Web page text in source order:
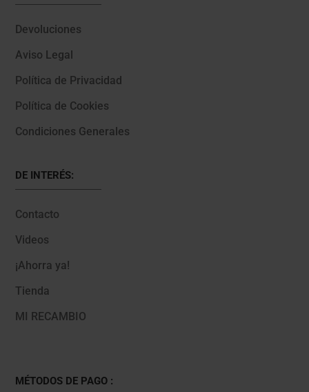
Devoluciones
Aviso Legal
Política de Privacidad
Política de Cookies
Condiciones Generales
DE INTERÉS:
Contacto
Videos
¡Ahorra ya!
Tienda
MI RECAMBIO
MÉTODOS DE PAGO :